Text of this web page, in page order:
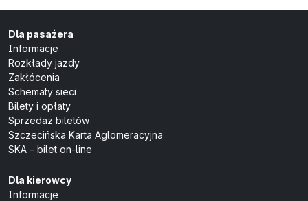
Dla pasażera
Informacje
Rozkłady jazdy
Zakłócenia
Schematy sieci
Bilety i opłaty
Sprzedaż biletów
Szczecińska Karta Aglomeracyjna
SKA – bilet on-line
Dla kierowcy
Informacje